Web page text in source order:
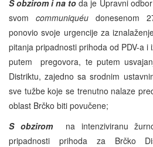
S obzirom i na toda je Upravni
svom communiquéu donesenom
ponovio svoje urgencije za
pitanja pripadnosti prihoda od PDV-a i
putem pregovora, te putem
Distriktu, zajedno sa srodnim
sve tužbe koje se trenutno nalaze
oblast Brčko biti povučene;
S obzirom na intenziviranu
pripadnosti prihoda za Brčko